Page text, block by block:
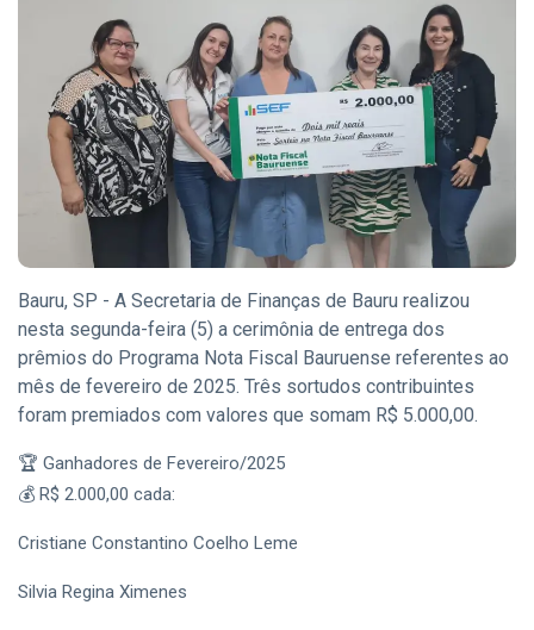
Eventos
(128)
Empresas
(60)
Empregos
(56)
Última
postagem
�
CIDADE
Sedecon e
Instituto
Federal de
Bauru Estão
com
Abertas para
Cursos
Informática e
Participar
06
Aug,
2026
54
visualizações
CIDADE
Sedecon Realiza
Empoderamento
Agosto Lilás
com Inscrições
06 Aug,
51
Bauru, SP - A Secretaria de Finanças de Bauru realizou
nesta segunda-feira (5) a cerimônia de entrega dos
prêmios do Programa Nota Fiscal Bauruense referentes ao
mês de fevereiro de 2025. Três sortudos contribuintes
foram premiados com valores que somam R$ 5.000,00.
🏆 Ganhadores de Fevereiro/2025
💰 R$ 2.000,00 cada:
Cristiane Constantino Coelho Leme
Silvia Regina Ximenes